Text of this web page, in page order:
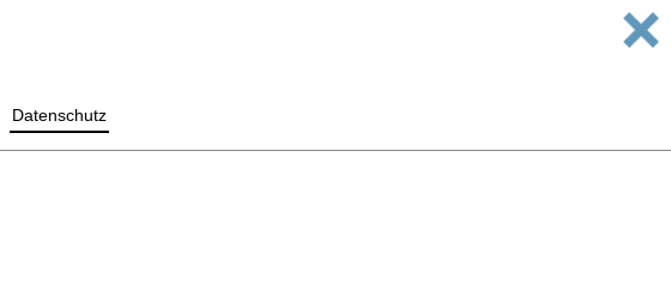
Datenschutz